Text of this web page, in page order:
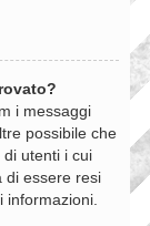
i messaggi
possibile che
di utenti i cui
di essere resi
informazioni.